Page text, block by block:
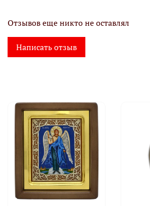
Отзывов еще никто не оставлял
Написать отзыв